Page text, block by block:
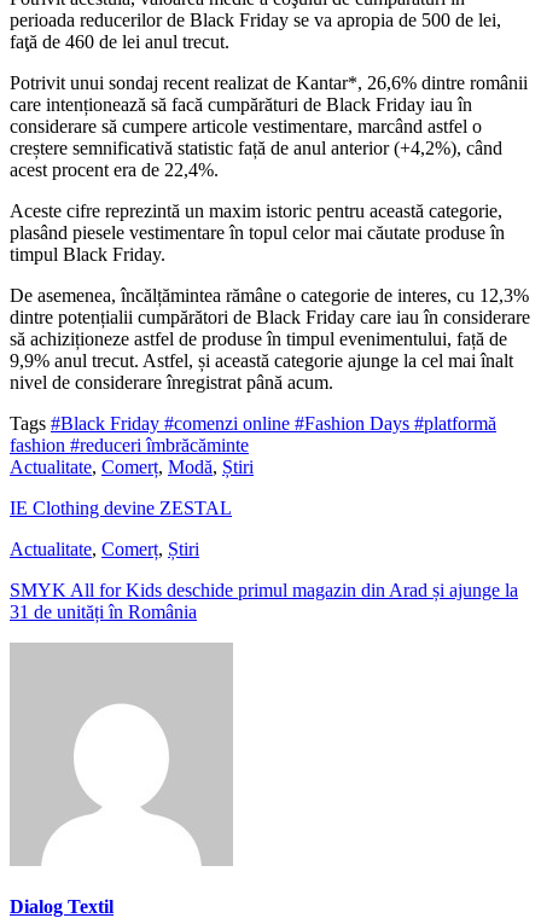
perioada reducerilor de Black Friday se va apropia de 500 de lei,
faţă de 460 de lei anul trecut.
Potrivit unui sondaj recent realizat de Kantar*, 26,6% dintre românii
care intenționează să facă cumpărături de Black Friday iau în
considerare să cumpere articole vestimentare, marcând astfel o
creștere semnificativă statistic față de anul anterior (+4,2%), când
acest procent era de 22,4%.
Aceste cifre reprezintă un maxim istoric pentru această categorie,
plasând piesele vestimentare în topul celor mai căutate produse în
timpul Black Friday.
De asemenea, încălțămintea rămâne o categorie de interes, cu 12,3%
dintre potențialii cumpărători de Black Friday care iau în considerare
să achiziționeze astfel de produse în timpul evenimentului, față de
9,9% anul trecut. Astfel, și această categorie ajunge la cel mai înalt
nivel de considerare înregistrat până acum.
Tags #Black Friday #comenzi online #Fashion Days #platformă
fashion #reduceri îmbrăcăminte
Actualitate, Comerț, Modă, Știri
IE Clothing devine ZESTAL
Actualitate, Comerț, Știri
SMYK All for Kids deschide primul magazin din Arad și ajunge la
31 de unități în România
Dialog Textil